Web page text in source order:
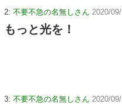
2: 不要不急の名無しさん 2020/
もっと光を！
3: 不要不急の名無しさん 2020/